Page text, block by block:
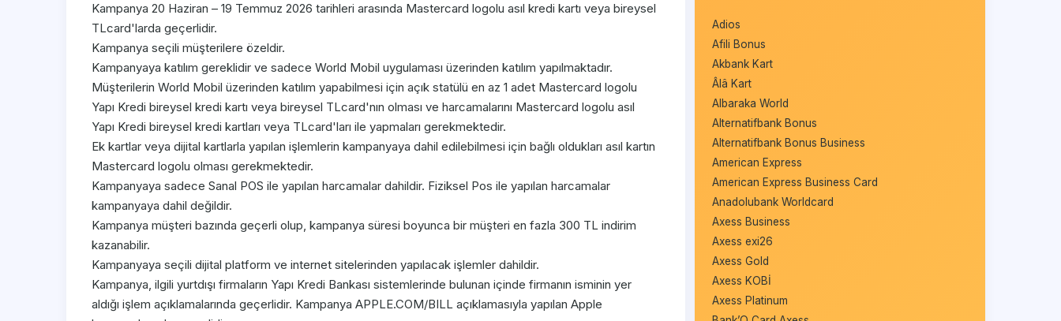
Kampanya 20 Haziran – 19 Temmuz 2026 tarihleri arasında Mastercard logolu asıl kredi kartı veya bireysel
TLcard'larda geçerlidir.
Kampanya seçili müşterilere özeldir.
Kampanyaya katılım gereklidir ve sadece World Mobil uygulaması üzerinden katılım yapılmaktadır.
Müşterilerin World Mobil üzerinden katılım yapabilmesi için açık statülü en az 1 adet Mastercard logolu
Yapı Kredi bireysel kredi kartı veya bireysel TLcard'nın olması ve harcamalarını Mastercard logolu asıl
Yapı Kredi bireysel kredi kartları veya TLcard'ları ile yapmaları gerekmektedir.
Ek kartlar veya dijital kartlarla yapılan işlemlerin kampanyaya dahil edilebilmesi için bağlı oldukları asıl kartın
Mastercard logolu olması gerekmektedir.
Kampanyaya sadece Sanal POS ile yapılan harcamalar dahildir. Fiziksel Pos ile yapılan harcamalar
kampanyaya dahil değildir.
Kampanya müşteri bazında geçerli olup, kampanya süresi boyunca bir müşteri en fazla 300 TL indirim
kazanabilir.
Kampanyaya seçili dijital platform ve internet sitelerinden yapılacak işlemler dahildir.
Kampanya, ilgili yurtdışı firmaların Yapı Kredi Bankası sistemlerinde bulunan içinde firmanın isminin yer
aldığı işlem açıklamalarında geçerlidir. Kampanya APPLE.COM/BILL açıklamasıyla yapılan Apple
Adios
Afili Bonus
Akbank Kart
Âlâ Kart
Albaraka World
Alternatifbank Bonus
Alternatifbank Bonus Business
American Express
American Express Business Card
Anadolubank Worldcard
Axess Business
Axess exi26
Axess Gold
Axess KOBİ
Axess Platinum